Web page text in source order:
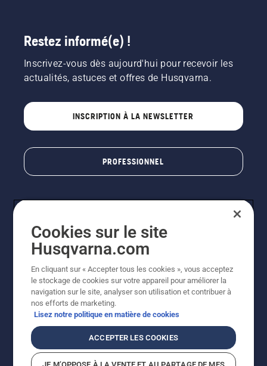
Restez informé(e) !
Inscrivez-vous dès aujourd'hui pour recevoir les
actualités, astuces et offres de Husqvarna.
INSCRIPTION À LA NEWSLETTER
PROFESSIONNEL
© Husqvarna AB (publ). Tous droits réservés. Les prix
indiqués sont des prix de vente conseillés. Photos non
contractuelles. Tous les prix indiqués sont des prix de
disponible pour un achat direct.
Cookies sur le site
Husqvarna.com
En cliquant sur « Accepter tous les cookies », vous acceptez
le stockage de cookies sur votre appareil pour améliorer la
navigation sur le site, analyser son utilisation et contribuer à
nos efforts de marketing.
Lisez notre politique en matière de cookies
ACCEPTER LES COOKIES